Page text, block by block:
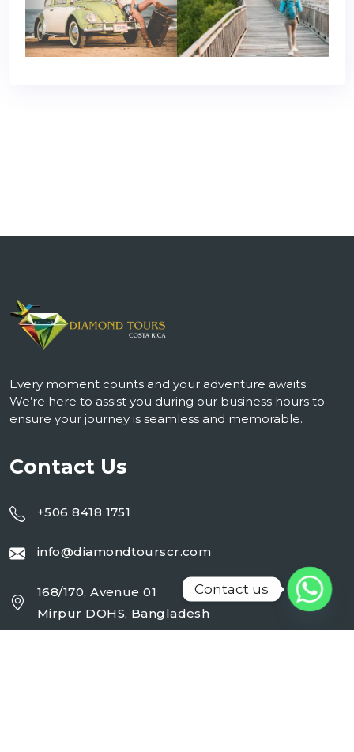
Every moment counts and your adventure awaits.
We’re here to assist you during our business hours to
ensure your journey is seamless and memorable.
Contact Us
+506 8418 1751
info@diamondtourscr.com
168/170, Avenue 01
Mirpur DOHS, Bangladesh
Contact us